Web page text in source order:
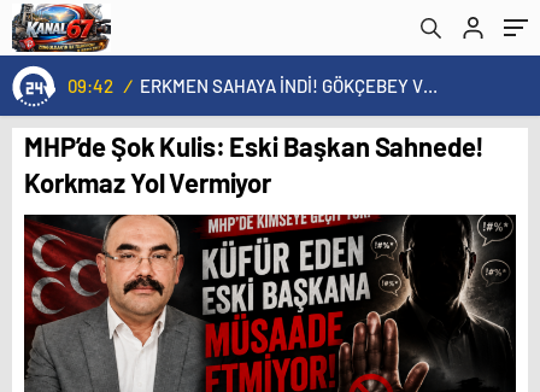
09:42 / ERKMEN SAHAYA İNDİ! GÖKÇEBEY VE ÇAYCUMA’DA
MHP’de Şok Kulis: Eski Başkan Sahnede!
Korkmaz Yol Vermiyor